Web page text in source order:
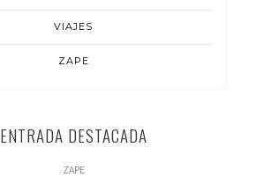
VIAJES
ZAPE
ENTRADA DESTACADA
ZAPE